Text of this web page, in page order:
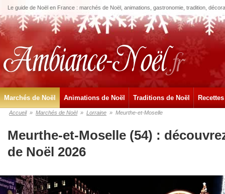
Le guide de Noël en France : marchés de Noël, animations, gastronomie, tradition,
Marchés de Noël Animations de Noël Traditions de Noël
Accueil » Marchés de Noël » Lorraine » Meurthe-et-Moselle
Meurthe-et-Moselle (54) :
de Noël 2026